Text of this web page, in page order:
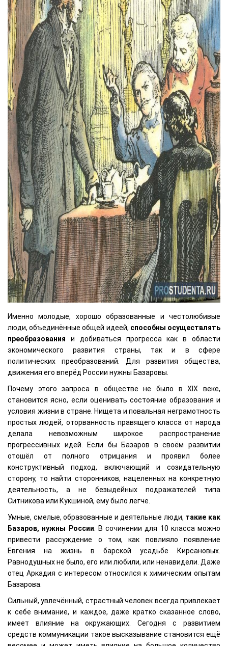
Именно молодые, хорошо образованные и честолюбивые
люди, объединённые общей идеей, способны осуществлять
преобразования и добиваться прогресса как в области
экономического развития страны, так и в сфере
политических преобразований. Для развития общества,
движения его вперёд России нужны Базаровы.
Почему этого запроса в обществе не было в XIX веке,
становится ясно, если оценивать состояние образования и
условия жизни в стране. Нищета и повальная неграмотность
простых людей, оторванность правящего класса от народа
делала невозможным широкое распространение
прогрессивных идей. Если бы Базаров в своём развитии
отошёл от полного отрицания и проявил более
конструктивный подход, включающий и созидательную
сторону, то найти сторонников, нацеленных на конкретную
деятельность, а не безыдейных подражателей типа
Ситникова или Кукшиной, ему было легче.
Умные, смелые, образованные и деятельные люди, такие как
Базаров, нужны России . В сочинении для 10 класса можно
привести рассуждение о том, как повлияло появление
Евгения на жизнь в барской усадьбе Кирсановых.
Равнодушных не было, его или любили, или ненавидели. Даже
отец Аркадия с интересом относился к химическим опытам
Базарова.
Сильный, увлечённый, страстный человек всегда привлекает
к себе внимание, и каждое, даже кратко сказанное слово,
имеет влияние на окружающих. Сегодня с развитием
средств коммуникации такое высказывание становится ещё